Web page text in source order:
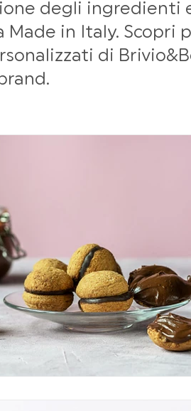
degli ingredienti
Made in Italy. Scopri
di